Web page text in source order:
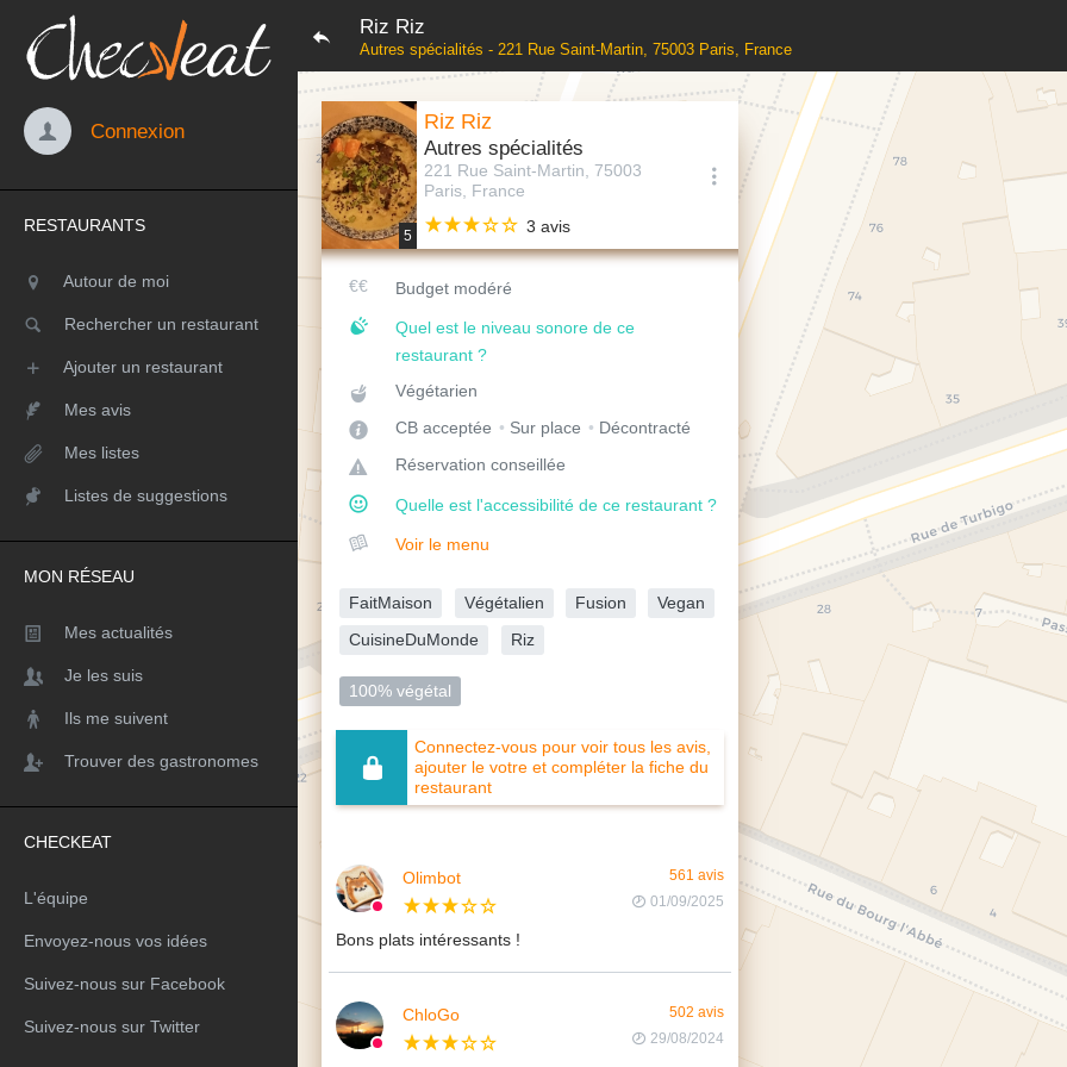
Riz Riz
Autres spécialités - 221 Rue Saint-Martin, 75003 Paris, France
Connexion
RESTAURANTS
Autour de moi
Rechercher un restaurant
Ajouter un restaurant
Mes avis
Mes listes
Listes de suggestions
MON RÉSEAU
Mes actualités
Je les suis
Ils me suivent
Trouver des gastronomes
CHECKEAT
L'équipe
Envoyez-nous vos idées
Suivez-nous sur Facebook
Suivez-nous sur Twitter
5
Riz Riz
Autres spécialités
221 Rue Saint-Martin, 75003
Paris, France
3 avis
Budget modéré
Quel est le niveau sonore de ce
restaurant ?
Végétarien
CB acceptée
Sur place
Décontracté
Réservation conseillée
Quelle est l'accessibilité de ce restaurant ?
Voir le menu
FaitMaison Végétalien Fusion
Vegan
CuisineDuMonde
Riz
100% végétal
Connectez-vous pour voir tous les avis,
ajouter le votre et compléter la fiche du
restaurant
Olimbot
561 avis
01/09/2025
Bons plats intéressants !
ChloGo
502 avis
29/08/2024